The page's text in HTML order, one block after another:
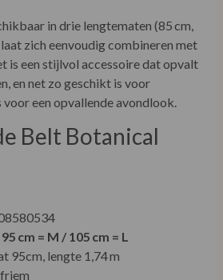
in drie lengtematen (85 cm,
laat zich eenvoudig combineren met
is een stijlvol accessoire dat opvalt
en net zo geschikt is voor
een opvallende avondlook.
Belt Botanical
cm = M / 105 cm = L
95cm, lengte 1,74 m